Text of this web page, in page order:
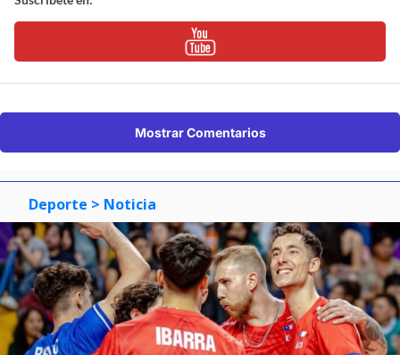
Mostrar Comentarios
Deporte > Noticia